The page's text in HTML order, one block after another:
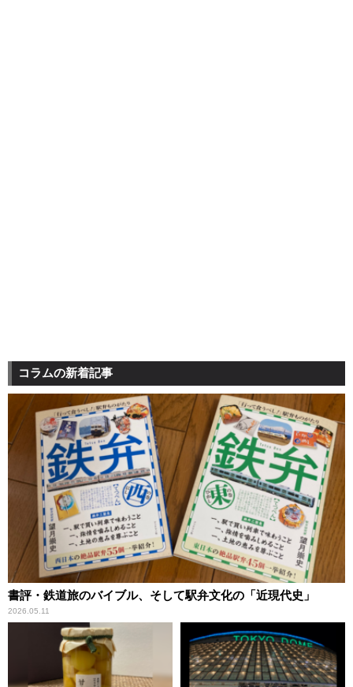
コラムの新着記事
書評・鉄道旅のバイブル、そして駅弁文化の「近現代史」
2026.05.11